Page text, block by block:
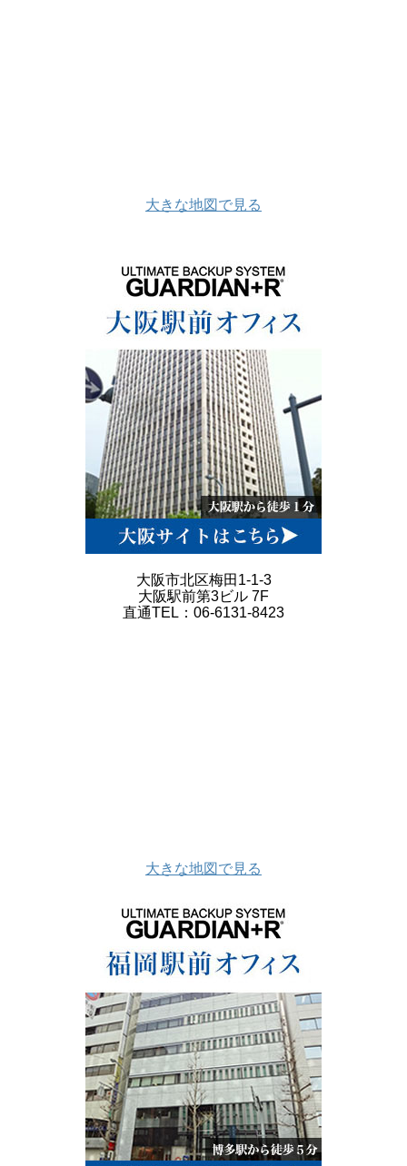
大きな地図で見る
大阪市北区梅田1-1-3
大阪駅前第3ビル 7F
直通TEL：06-6131-8423
大きな地図で見る